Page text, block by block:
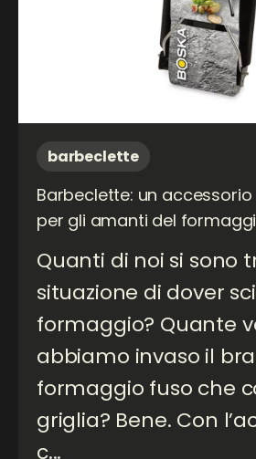
barbeclette
Barbeclette: un
per gli amanti del
Quanti di noi si sono
situazione di dover
formaggio? Quante
abbiamo invaso il
formaggio fuso che
griglia? Bene. Con
c...